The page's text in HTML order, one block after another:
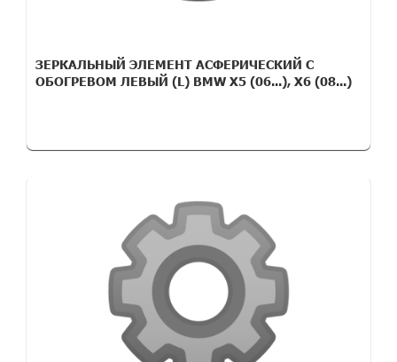
ЗЕРКАЛЬНЫЙ ЭЛЕМЕНТ АСФЕРИЧЕСКИЙ С
ОБОГРЕВОМ ЛЕВЫЙ (L) BMW X5 (06...), X6 (08...)